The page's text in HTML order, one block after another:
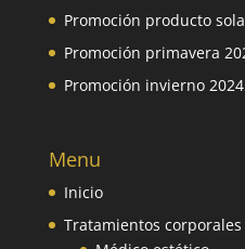
Promoción producto
Promoción primavera
Promoción invierno
Menu
Inicio
Tratamientos corporales